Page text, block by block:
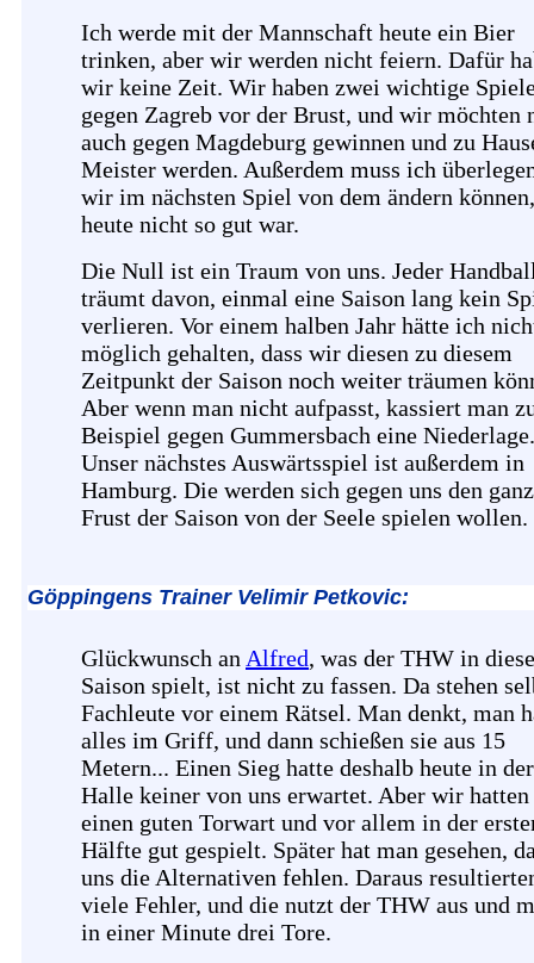
Ich werde mit der Mannschaft heute ein Bier
trinken, aber wir werden nicht feiern. Dafür
wir keine Zeit. Wir haben zwei wichtige
gegen Zagreb vor der Brust, und wir möchten
auch gegen Magdeburg gewinnen und zu
Meister werden. Außerdem muss ich
wir im nächsten Spiel von dem ändern
heute nicht so gut war.
Die Null ist ein Traum von uns. Jeder
träumt davon, einmal eine Saison lang kein
verlieren. Vor einem halben Jahr hätte ich
möglich gehalten, dass wir diesen zu diesem
Zeitpunkt der Saison noch weiter träumen
Aber wenn man nicht aufpasst, kassiert man
Beispiel gegen Gummersbach eine Niederlage.
Unser nächstes Auswärtsspiel ist außerdem in
Hamburg. Die werden sich gegen uns den
Frust der Saison von der Seele spielen wollen.
Göppingens Trainer Velimir Petkovic:
Glückwunsch an Alfred, was der THW in
Saison spielt, ist nicht zu fassen. Da stehen
Fachleute vor einem Rätsel. Man denkt, man
alles im Griff, und dann schießen sie aus 15
Metern... Einen Sieg hatte deshalb heute in der
Halle keiner von uns erwartet. Aber wir hatten
einen guten Torwart und vor allem in der
Hälfte gut gespielt. Später hat man gesehen,
uns die Alternativen fehlen. Daraus
viele Fehler, und die nutzt der THW aus und
in einer Minute drei Tore.